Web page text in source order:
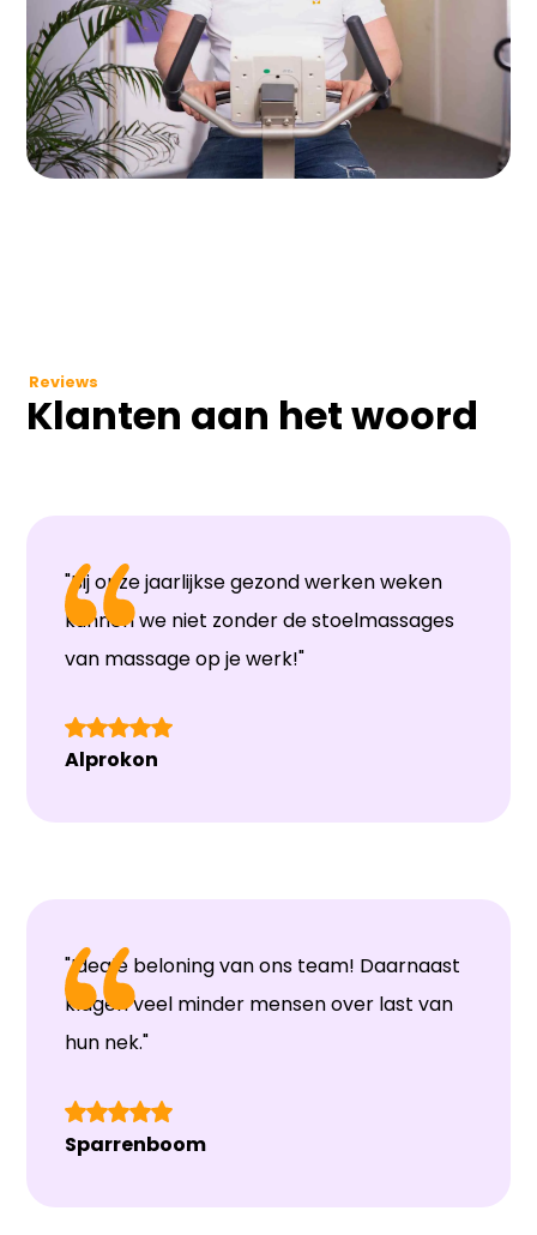
Reviews
Klanten aan het woord
"Bij onze jaarlijkse gezond werken weken
kunnen we niet zonder de stoelmassages
van massage op je werk!"
Alprokon
"Ideale beloning van ons team! Daarnaast
klagen veel minder mensen over last van
hun nek."
Sparrenboom